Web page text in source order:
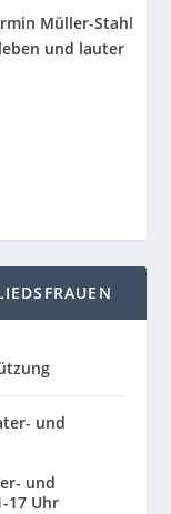
Müller-Stahl
und lauter
und
17 Uhr